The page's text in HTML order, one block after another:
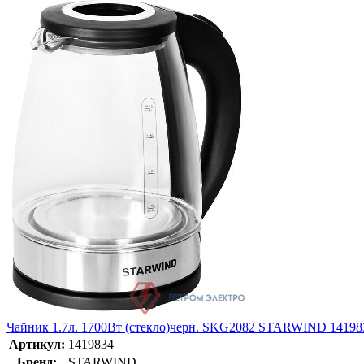
Чайник 1.7л. 1700Вт (стекло)черн. SKG2082 STARWIND
Артикул: 1419834